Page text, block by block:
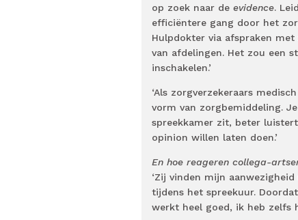
op zoek naar de evidence.
efficiëntere gang door het
Hulpdokter via afspraken
van afdelingen. Het zou een
inschakelen.’
‘Als zorgverzekeraars
vorm van zorgbemiddeling.
spreekkamer zit, beter
opinion willen laten doen.’
En hoe reageren collega-
‘Zij vinden mijn
tijdens het spreekuur.
werkt heel goed, ik heb zelfs